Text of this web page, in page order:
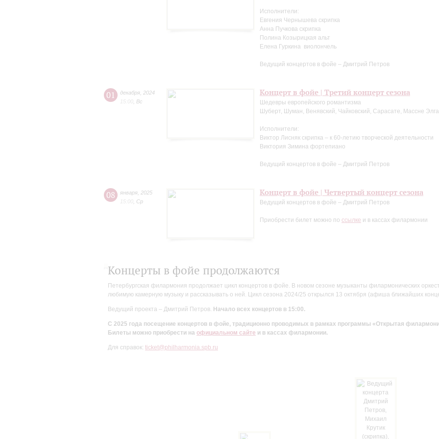
Исполнители:
Евгения Чернышева скрипка
Анна Пучкова скрипка
Полина Козырицкая альт
Елена Гуркина виолончель
Ведущий концертов в фойе – Дмитрий Петров
01 декабря 2024
15:00 Вс
Концерт в фойе | Третий концерт сезона
Шедевры европейского романтизма
Шуберт, Шуман, Венявский, Чайковский, Сарасате, Массне
Исполнители:
Виктор Лисняк скрипка – к 60-летию творческой деятельности
Виктория Зимина фортепиано
Ведущий концертов в фойе – Дмитрий Петров
08 января 2025
15:00 Ср
Концерт в фойе | Четвертый концерт сезона
Ведущий концертов в фойе – Дмитрий Петров
Приобрести билет можно по ссылке и в кассах филармонии
Концерты в фойе продолжаются
Петербургская филармония продолжает цикл концертов в фойе. В новом сезоне музыканты филармонических
любимую камерную музыку и рассказывать о ней. Цикл сезона 2024/25 открылся 13 октября (афиша ближайших
Ведущий проекта – Дмитрий Петров. Начало всех концертов в 15:00.
С 2025 года посещение концертов в фойе, традиционно проводимых в рамках программы «Открытая
Билеты можно приобрести на официальном сайте и в кассах филармонии.
Для справок: ticket@philharmonia.spb.ru